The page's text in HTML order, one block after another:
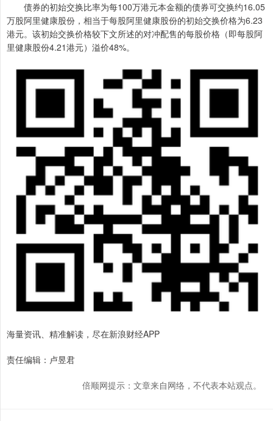
债券的初始交换比率为每100万港元本金额的债券可交换约16.05
万股阿里健康股份，相当于每股阿里健康股份的初始交换价格为6.23
港元。该初始交换价格较下文所述的对冲配售的每股价格（即每股阿
里健康股份4.21港元）溢价48%。
海量资讯、精准解读，尽在新浪财经APP
责任编辑：卢昱君
倍顺网提示：文章来自网络，不代表本站观点。